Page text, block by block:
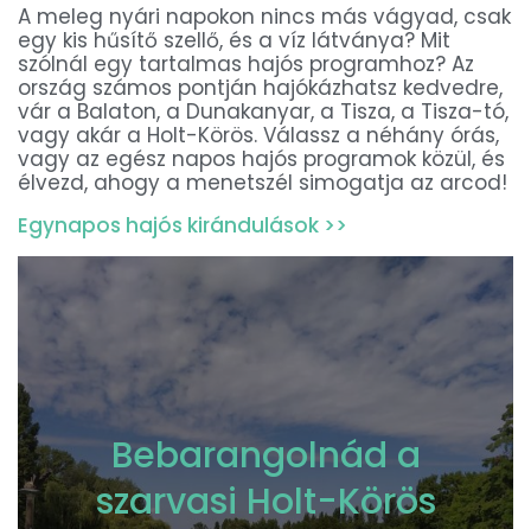
A meleg nyári napokon nincs más vágyad, csak
egy kis hűsítő szellő, és a víz látványa? Mit
szólnál egy tartalmas hajós programhoz? Az
ország számos pontján hajókázhatsz kedvedre,
vár a Balaton, a Dunakanyar, a Tisza, a Tisza-tó,
vagy akár a Holt-Körös. Válassz a néhány órás,
vagy az egész napos hajós programok közül, és
élvezd, ahogy a menetszél simogatja az arcod!
Egynapos hajós kirándulások >>
Bebarangolnád a
szarvasi Holt-Körös